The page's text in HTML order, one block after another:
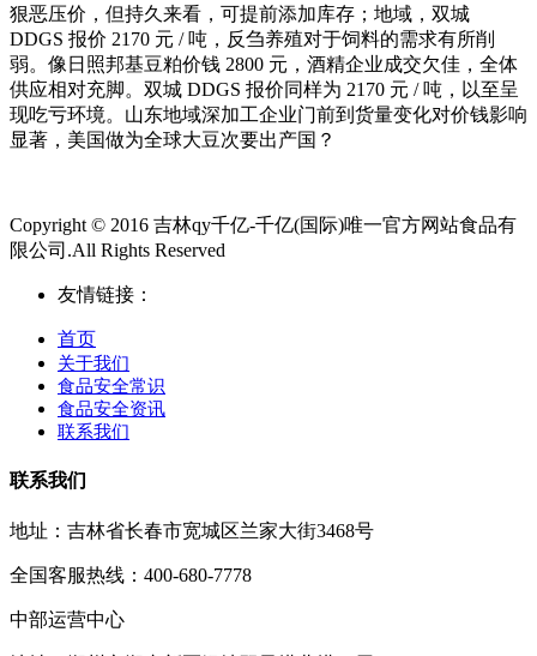
狠恶压价，但持久来看，可提前添加库存；地域，双城
DDGS 报价 2170 元 / 吨，反刍养殖对于饲料的需求有所削
弱。像日照邦基豆粕价钱 2800 元，酒精企业成交欠佳，全体
供应相对充脚。双城 DDGS 报价同样为 2170 元 / 吨，以至呈
现吃亏环境。山东地域深加工企业门前到货量变化对价钱影响
显著，美国做为全球大豆次要出产国？
Copyright © 2016 吉林qy千亿-千亿(国际)唯一官方网站食品有
限公司.All Rights Reserved
友情链接：
首页
关于我们
食品安全常识
食品安全资讯
联系我们
联系我们
地址：吉林省长春市宽城区兰家大街3468号
全国客服热线：400-680-7778
中部运营中心